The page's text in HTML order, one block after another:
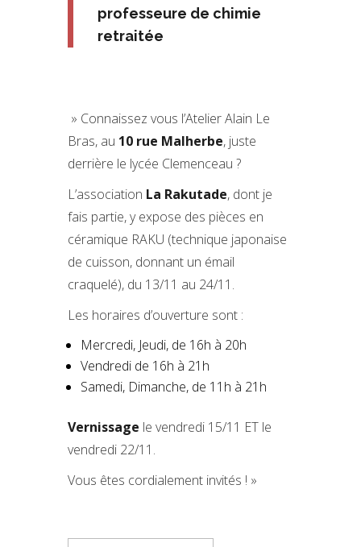
professeure de chimie
retraitée
» Connaissez vous l’Atelier Alain Le
Bras, au 10 rue Malherbe, juste
derrière le lycée Clemenceau ?
L’association La Rakutade, dont je
fais partie, y expose des pièces en
céramique RAKU (technique japonaise
de cuisson, donnant un émail
craquelé), du 13/11 au 24/11.
Les horaires d’ouverture sont :
Mercredi, Jeudi, de 16h à 20h
Vendredi de 16h à 21h
Samedi, Dimanche, de 11h à 21h
Vernissage le vendredi 15/11 ET le
vendredi 22/11.
Vous êtes cordialement invités ! »
Rechercher :